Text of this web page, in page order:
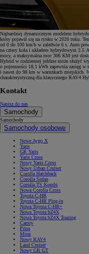
Najbardziej dynamicznym modelem
który pojawił się na rynku w 2020 roku.
od 0 do 100 km/h w zaledwie 6 s. Auto
na cztery koła i układem hybrydowym 2.5
mocy, a maksymalna moc 306 KM jest
Hybrid w codziennej jeździe może służyć
o pojemności 18,1 kWh zapewnia zasięg
i nawet do 98 km w warunkach miejskich.
charakterystyczną dla klasycznego RAV4
Kontakt
Napisz do nas
Samochody
Samochody
Samochody osobowe
Nowe Aygo X
Yaris
GR Yaris
Yaris Cross
Nowy Yaris Cross
Nowy Urban Cruiser
Corolla Hatchback
Corolla Sedan
Corolla TS Kombi
Nowa Corolla Cross
Toyota C-HR
Toyota C-HR Plug-in
Nowa Toyota C-HR+
Nowa Toyota bZ4X
Nowa Toyota bZ4X Touring
Camry
Prius
Mirai
Nowy RAV4
Land Cruiser
Nowy GR GT